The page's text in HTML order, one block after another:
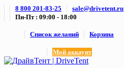
Skip8 800 201-83-25 sale@drivetent.ru
Пн-Пт : 09:00 - 18:00
Список желаний Корзина
Мой аккаунт